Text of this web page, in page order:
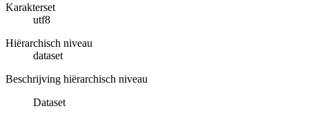
Karakterset
utf8
Hiërarchisch niveau
dataset
Beschrijving hiërarchisch niveau
Dataset